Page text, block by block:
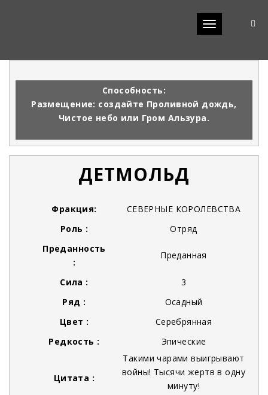
Toggle
Способность:
Размещение: создайте Проливной дождь,
Чистое небо или Гром Альзура.
ДЕТМОЛЬД
Фракция:
СЕВЕРНЫЕ КОРОЛЕВСТВА
Роль :
Отряд
Преданность
:
Преданная
Сила :
3
Ряд :
Осадный
Цвет :
Серебрянная
Редкость :
Эпические
Цитата :
Такими чарами выигрывают
войны! Тысячи жертв в одну
минуту!